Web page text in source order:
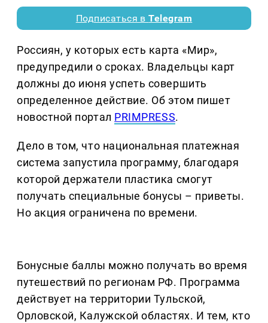
Подписаться вTelegram
Россиян, у которых есть карта «Мир»,
предупредили о сроках. Владельцы карт
должны до июня успеть совершить
определенное действие. Об этом пишет
новостной портал PRIMPRESS.
Дело в том, что национальная платежная
система запустила программу, благодаря
которой держатели пластика смогут
получать специальные бонусы – приветы.
Но акция ограничена по времени.
Бонусные баллы можно получать во время
путешествий по регионам РФ. Программа
действует на территории Тульской,
Орловской, Калужской областях. И тем, кто